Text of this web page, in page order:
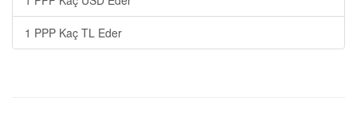
1 PPP Kaç TL Eder